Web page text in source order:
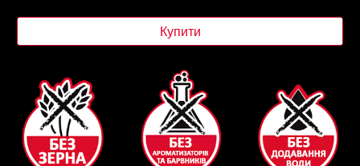
Купити